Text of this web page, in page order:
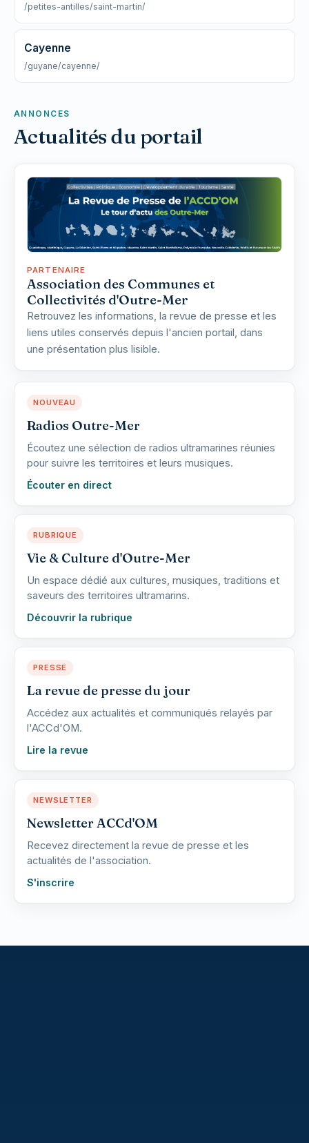
/petites-antilles/saint-martin/
Cayenne
/guyane/cayenne/
ANNONCES
Actualités du portail
PARTENAIRE
Association des Communes et
Collectivités d'Outre-Mer
Retrouvez les informations, la revue de presse et les
liens utiles conservés depuis l'ancien portail, dans
une présentation plus lisible.
NOUVEAU
Radios Outre-Mer
Écoutez une sélection de radios ultramarines réunies
pour suivre les territoires et leurs musiques.
Écouter en direct
RUBRIQUE
Vie & Culture d'Outre-Mer
Un espace dédié aux cultures, musiques, traditions et
saveurs des territoires ultramarins.
Découvrir la rubrique
PRESSE
La revue de presse du jour
Accédez aux actualités et communiqués relayés par
l'ACCd'OM.
Lire la revue
NEWSLETTER
Newsletter ACCd'OM
Recevez directement la revue de presse et les
actualités de l'association.
S'inscrire